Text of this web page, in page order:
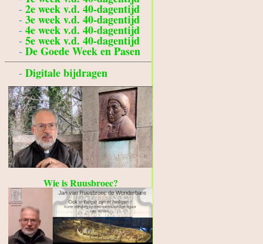
- 2e week v.d. 40-dagentijd
- 3e week v.d. 40-dagentijd
- 4e week v.d. 40-dagentijd
- 5e week v.d. 40-dagentijd
- De Goede Week en Pasen
- Digitale bijdragen
Wie is Ruusbroec?